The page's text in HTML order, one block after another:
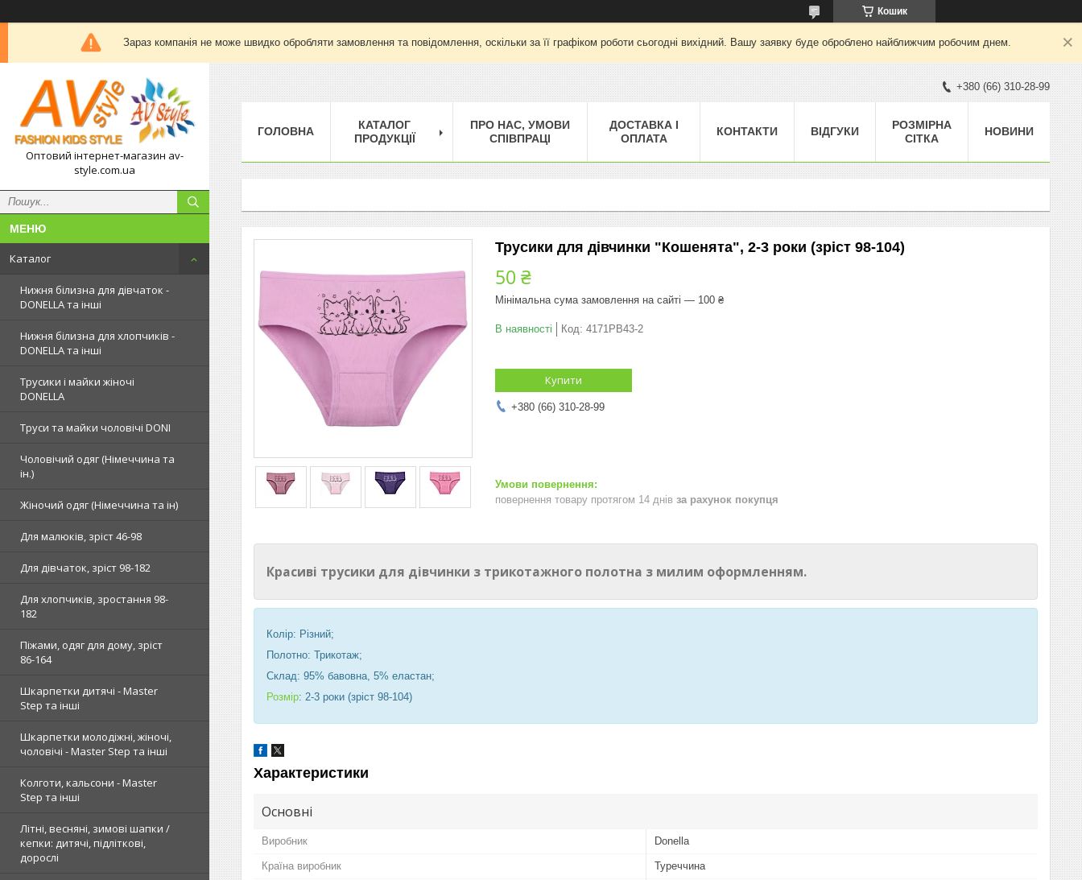
Кошик
Зараз компанія не може швидко обробляти замовлення та повідомлення, оскільки за її графіком роботи сьогодні вихідний. Вашу заявку буде оброблено найближчим робочим днем.
Оптовий інтернет-магазин av-
style.com.ua
Каталог
Нижня білизна для дівчаток -
DONELLA та інші
Нижня білизна для хлопчиків -
DONELLA та інші
Трусики і майки жіночі
DONELLA
Труси та майки чоловічі DONI
Чоловічий одяг (Німеччина та
ін.)
Жіночий одяг (Німеччина та ін)
Для малюків, зріст 46-98
Для дівчаток, зріст 98-182
Для хлопчиків, зростання 98-
182
Піжами, одяг для дому, зріст
86-164
Шкарпетки дитячі - Master
Step та інші
Шкарпетки молодіжні, жіночі,
чоловічі - Master Step та інші
Колготи, кальсони - Master
Step та інші
Літні, весняні, зимові шапки /
кепки: дитячі, підліткові,
дорослі
+380 (66) 310-28-99
ГОЛОВНА
КАТАЛОГ
ПРОДУКЦІЇ
ПРО НАС, УМОВИ
СПІВПРАЦІ
ДОСТАВКА І
ОПЛАТА
КОНТАКТИ ВІДГУКИ
РОЗМІРНА
СІТКА
НОВИНИ
Трусики для дівчинки "Кошенята", 2-3 роки (зріст 98-104)
50 ₴
Мінімальна сума замовлення на сайті — 100 ₴
В наявності Код: 4171PB43-2
Купити
+380 (66) 310-28-99
повернення товару протягом 14 днів за рахунок покупця
Красиві трусики для дівчинки з трикотажного полотна з милим оформленням.
Колір: Різний;
Полотно: Трикотаж;
Склад: 95% бавовна, 5% еластан;
Розмір: 2-3 роки (зріст 98-104)
Характеристики
Основні
Виробник Donella
Країна виробник Туреччина